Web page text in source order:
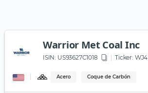
Warrior Met Coal Inc
ISIN: US93627C1018 Ticker: WJ4
Acero Coque de Carbón